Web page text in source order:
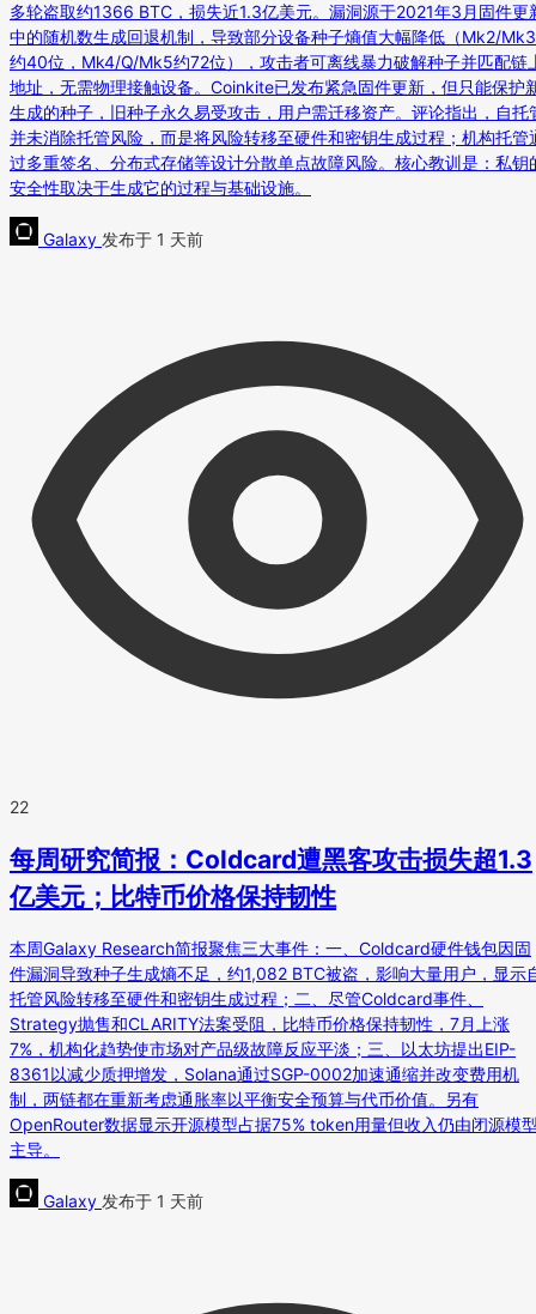
多轮盗取约1366 BTC，损失近1.3亿美元。漏洞源于2021年3月固件更
中的随机数生成回退机制，导致部分设备种子熵值大幅降低（Mk2/Mk3
约40位，Mk4/Q/Mk5约72位），攻击者可离线暴力破解种子并匹配链
地址，无需物理接触设备。Coinkite已发布紧急固件更新，但只能保护
生成的种子，旧种子永久易受攻击，用户需迁移资产。评论指出，自托
并未消除托管风险，而是将风险转移至硬件和密钥生成过程；机构托管
过多重签名、分布式存储等设计分散单点故障风险。核心教训是：私钥
安全性取决于生成它的过程与基础设施。
Galaxy 发布于 1 天前
22
每周研究简报：Coldcard遭黑客攻击损失超1.3
亿美元；比特币价格保持韧性
本周Galaxy Research简报聚焦三大事件：一、Coldcard硬件钱包因固
件漏洞导致种子生成熵不足，约1,082 BTC被盗，影响大量用户，显示
托管风险转移至硬件和密钥生成过程；二、尽管Coldcard事件、
Strategy抛售和CLARITY法案受阻，比特币价格保持韧性，7月上涨
7%，机构化趋势使市场对产品级故障反应平淡；三、以太坊提出EIP-
8361以减少质押增发，Solana通过SGP-0002加速通缩并改变费用机
制，两链都在重新考虑通胀率以平衡安全预算与代币价值。另有
OpenRouter数据显示开源模型占据75% token用量但收入仍由闭源模
主导。
Galaxy 发布于 1 天前